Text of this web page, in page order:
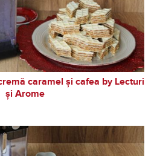
caramel și cafea by Lecturi
și Arome